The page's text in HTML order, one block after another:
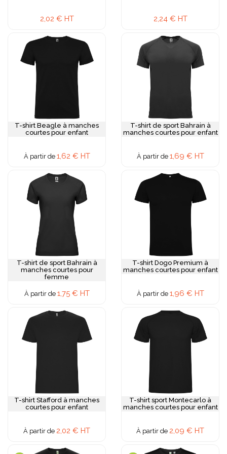
2,02 € HT 2,24 € HT
T-shirt Beagle à manches
courtes pour enfant
À partir de 1,62 € HT
T-shirt de sport Bahrain à
manches courtes pour enfant
À partir de 1,69 € HT
T-shirt de sport Bahrain à
manches courtes pour
femme
À partir de 1,75 € HT
T-shirt Dogo Premium à
manches courtes pour enfant
À partir de 1,96 € HT
T-shirt Stafford à manches
courtes pour enfant
À partir de 2,02 € HT
T-shirt sport Montecarlo à
manches courtes pour enfant
À partir de 2,09 € HT